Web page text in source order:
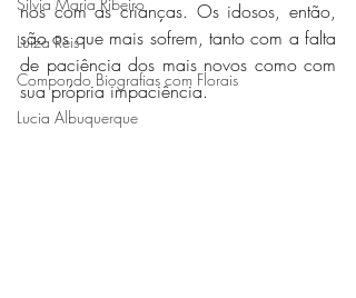
Luiza Reis
Compondo Biografias com Florais
Lucia Albuquerque
nos com as crianças. Os idosos, então,
são os que mais sofrem, tanto com a falta
de paciência dos mais novos como com
sua própria impaciência.